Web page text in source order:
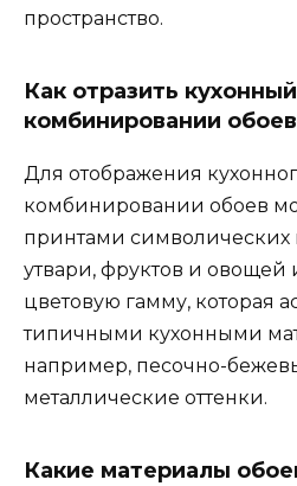
пространство.
Как отразить
комбинировании
Для отображения
комбинировании обоев
принтами символических
утвари, фруктов и овощей
цветовую гамму, которая
типичными кухонными
например, песочно-
металлические оттенки.
Какие материалы